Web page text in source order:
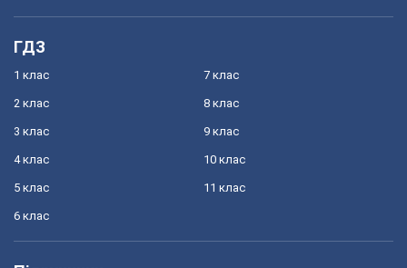
ГДЗ
1 клас
2 клас
3 клас
4 клас
5 клас
6 клас
7 клас
8 клас
9 клас
10 клас
11 клас